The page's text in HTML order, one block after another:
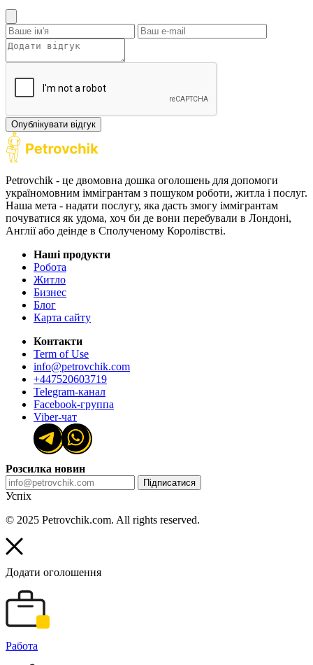
Опублікувати відгук
Petrovchik - це двомовна дошка оголошень для допомоги
україномовним іммігрантам з пошуком роботи, житла і послуг.
Наша мета - надати послугу, яка дасть змогу іммігрантам
почуватися як удома, хоч би де вони перебували в Лондоні,
Англії або деінде в Сполученому Королівстві.
Наші продукти
Робота
Житло
Бизнес
Блог
Карта сайту
Контакти
Term of Use
info@petrovchik.com
+447520603719
Telegram-канал
Facebook-группа
Viber-чат
Розсилка новин
Підписатися
Успіх
© 2025 Petrovchik.com. All rights reserved.
Додати оголошення
Работа